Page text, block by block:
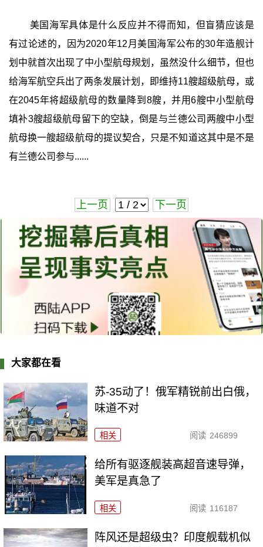
美国海军具体是什么反应并不得而知，但盲猜应该是
有过论述的，因为2020年12月美国海军公布的30年造舰计
划中就首次出现了中小型航母规划，虽然没什么细节，但也
给海军航空兵出了两条发展计划，即维持11艘超级航母，或
在2045年将超级航母的数量降到8艘，并用6艘中小型航母
填补3艘超级航母留下的空缺，倒是与兰德公司两艘中小型
航母换一艘超级航母的提议契合，只是不知道这其中是不是
有兰德公司参与......
上一页 下一页
大家都在看
苏-35动了！俄军精锐前出白俄，
味道不对
相关 阅读 246899
给所有驱逐舰装高超音速导弹，
美军是真急了
相关 阅读 116187
阵风还是超级虫？印度舰载机似